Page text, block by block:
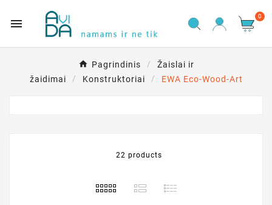

0
Pagrindinis
Žaislai ir
žaidimai
Konstruktoriai EWA Eco-Wood-Art
22 products